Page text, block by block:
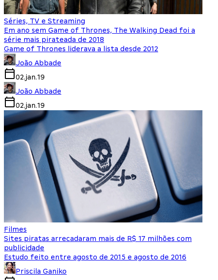
Séries, TV e Streaming
Em ano sem Game of Thrones, The Walking Dead foi a
série mais pirateada de 2018
Game of Thrones liderava a lista desde 2012
João Abbade
02.jan.19
João Abbade
02.jan.19
Filmes
Sites piratas arrecadaram mais de R$ 17 milhões com
publicidade
Estudo feito entre agosto de 2015 e agosto de 2016
Priscila Ganiko